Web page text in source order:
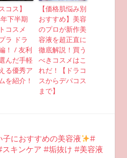
コス】
下半期
コスメ
ラ ドラ
！ / 友利
んだ手軽
る優秀ア
を紹介！
【価格肌悩み別
おすすめ】美容
のプロが新作美
容液を超正直に
徹底解説！買う
べきコスメはこ
れだ！【ドラコ
スからデパコス
まで】
におすすめの美容液
#
キンケア #垢抜け #美容液